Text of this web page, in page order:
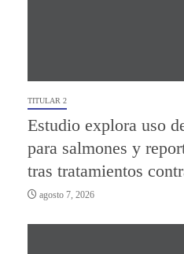
TITULAR 2
Estudio explora uso
para salmones y
tras tratamientos
agosto 7, 2026